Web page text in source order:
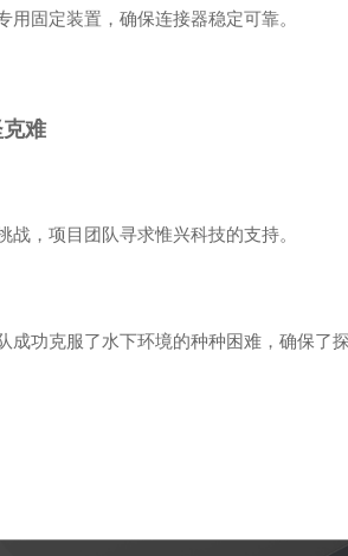
固定装置，确保连接器稳定可靠。
难
，项目团队寻求惟兴科技的支持。
功克服了水下环境的种种困难，确保了